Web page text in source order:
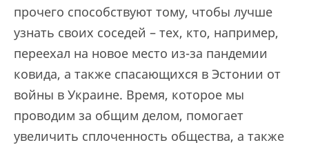
прочего способствуют тому, чтобы лучше
узнать своих соседей – тех, кто, например,
переехал на новое место из-за пандемии
ковида, а также спасающихся в Эстонии от
войны в Украине. Время, которое мы
проводим за общим делом, помогает
увеличить сплоченность общества, а также